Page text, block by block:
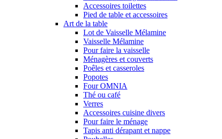
Accessoires toilettes
Pied de table et accessoires
Art de la table
Lot de Vaisselle Mélamine
Vaisselle Mélamine
Pour faire la vaisselle
Ménagères et couverts
Poêles et casseroles
Popotes
Four OMNIA
Thé ou café
Verres
Accessoires cuisine divers
Pour faire le ménage
Tapis anti dérapant et nappe